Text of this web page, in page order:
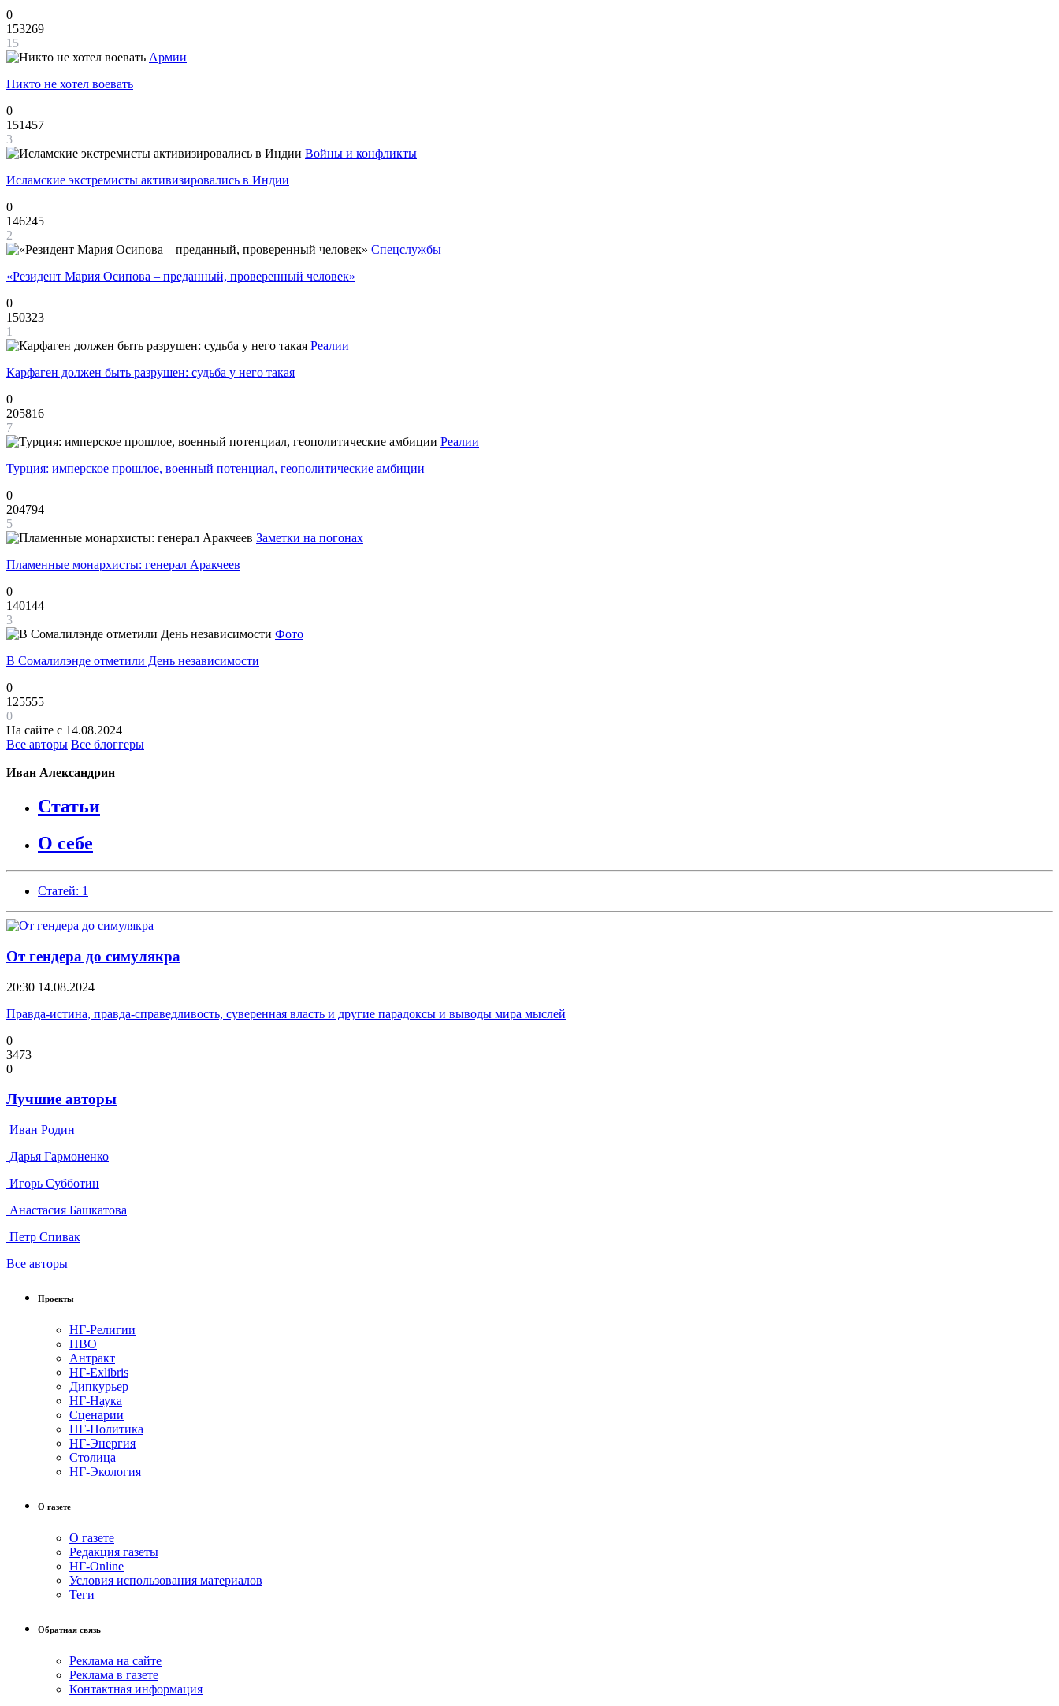
0
153269
15
Армии
Никто не хотел воевать
0
151457
3
Войны и конфликты
Исламские экстремисты активизировались в Индии
0
146245
2
Спецслужбы
«Резидент Мария Осипова – преданный, проверенный человек»
0
150323
1
Реалии
Карфаген должен быть разрушен: судьба у него такая
0
205816
7
Реалии
Турция: имперское прошлое, военный потенциал, геополитические амбиции
0
204794
5
Заметки на погонах
Пламенные монархисты: генерал Аракчеев
0
140144
3
Фото
В Сомалилэнде отметили День независимости
0
125555
0
На сайте с 14.08.2024
Все авторы Все блоггеры
Иван Александрин
Статьи
О себе
Статей: 1
От гендера до симулякра
20:30 14.08.2024
Правда-истина, правда-справедливость, суверенная власть и другие парадоксы и выводы мира мыслей
0
3473
0
Лучшие авторы
Иван Родин
Дарья Гармоненко
Игорь Субботин
Анастасия Башкатова
Петр Спивак
Все авторы
Проекты
НГ-Религии
НВО
Антракт
НГ-Exlibris
Дипкурьер
НГ-Наука
Сценарии
НГ-Политика
НГ-Энергия
Столица
НГ-Экология
О газете
О газете
Редакция газеты
НГ-Online
Условия использования материалов
Теги
Обратная связь
Реклама на сайте
Реклама в газете
Контактная информация